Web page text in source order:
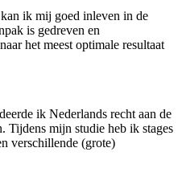
ik mij goed inleven in de
is gedreven en
het meest optimale resultaat
ik Nederlands recht aan de
mijn studie heb ik stages
verschillende (grote)